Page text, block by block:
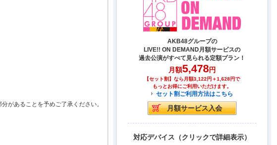
があることを予めご了承ください。
AKB48グループの
LIVE!! ON DEMAND月額サービスの
過去公演がすべて見られる定額プラン！
月額5,478円
【セット割】なら月額3,122円＋1,628円で
もっとお得にご利用いただけます。
セット割ご利用方法はこちら
対応デバイス（クリックで詳細表示）